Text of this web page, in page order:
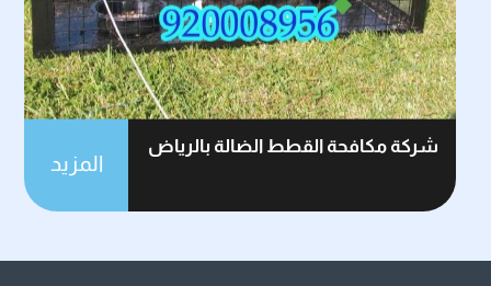
شركة مكافحة القطط الضالة بالرياض
المزيد